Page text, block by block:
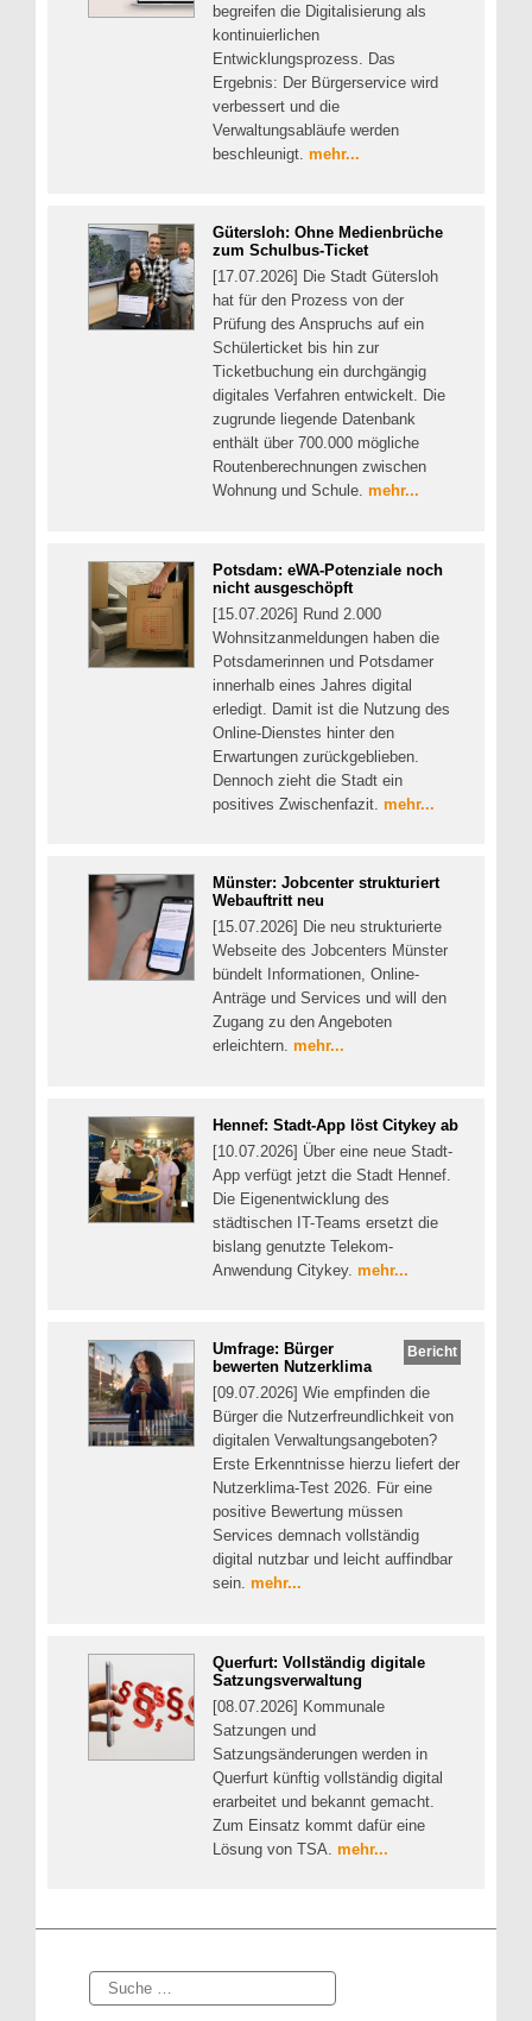
begreifen die Digitalisierung als
kontinuierlichen
Entwicklungsprozess. Das
Ergebnis: Der Bürgerservice wird
verbessert und die
Verwaltungsabläufe werden
beschleunigt. mehr...
Gütersloh: Ohne Medienbrüche
zum Schulbus-Ticket
[17.07.2026] Die Stadt Gütersloh
hat für den Prozess von der
Prüfung des Anspruchs auf ein
Schülerticket bis hin zur
Ticketbuchung ein durchgängig
digitales Verfahren entwickelt. Die
zugrunde liegende Datenbank
enthält über 700.000 mögliche
Routenberechnungen zwischen
Wohnung und Schule. mehr...
Potsdam: eWA-Potenziale noch
nicht ausgeschöpft
[15.07.2026] Rund 2.000
Wohnsitzanmeldungen haben die
Potsdamerinnen und Potsdamer
innerhalb eines Jahres digital
erledigt. Damit ist die Nutzung des
Online-Dienstes hinter den
Erwartungen zurückgeblieben.
Dennoch zieht die Stadt ein
positives Zwischenfazit. mehr...
Münster: Jobcenter strukturiert
Webauftritt neu
[15.07.2026] Die neu strukturierte
Webseite des Jobcenters Münster
bündelt Informationen, Online-
Anträge und Services und will den
Zugang zu den Angeboten
erleichtern. mehr...
Hennef: Stadt-App löst Citykey ab
[10.07.2026] Über eine neue Stadt-
App verfügt jetzt die Stadt Hennef.
Die Eigenentwicklung des
städtischen IT-Teams ersetzt die
bislang genutzte Telekom-
Anwendung Citykey. mehr...
Bericht
Umfrage: Bürger
bewerten Nutzerklima
[09.07.2026] Wie empfinden die
Bürger die Nutzerfreundlichkeit von
digitalen Verwaltungsangeboten?
Erste Erkenntnisse hierzu liefert der
Nutzerklima-Test 2026. Für eine
positive Bewertung müssen
Services demnach vollständig
digital nutzbar und leicht auffindbar
sein. mehr...
Querfurt: Vollständig digitale
Satzungsverwaltung
[08.07.2026] Kommunale
Satzungen und
Satzungsänderungen werden in
Querfurt künftig vollständig digital
erarbeitet und bekannt gemacht.
Zum Einsatz kommt dafür eine
Lösung von TSA. mehr...
Suche